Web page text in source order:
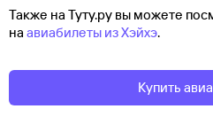
Также на Туту.ру вы можете
на авиабилеты из Хэйхэ.
Купить